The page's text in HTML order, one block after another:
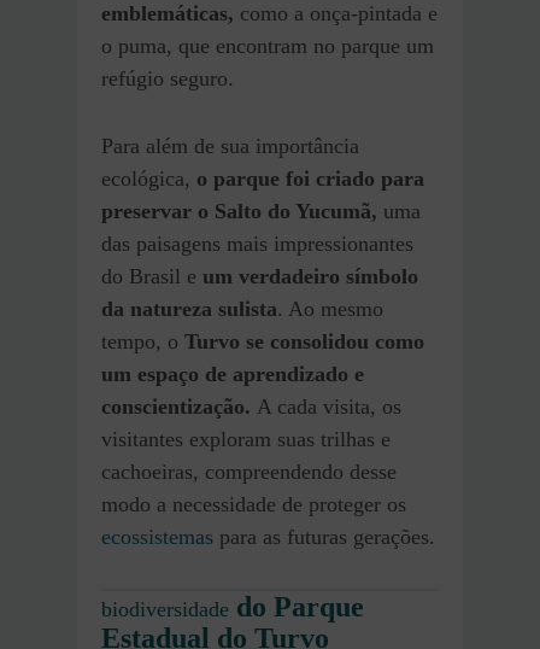
emblemáticas, como a onça-pintada e
o puma, que encontram no parque um
refúgio seguro.
Para além de sua importância
ecológica, o parque foi criado para
preservar o Salto do Yucumã, uma
das paisagens mais impressionantes
do Brasil e um verdadeiro símbolo
da natureza sulista. Ao mesmo
tempo, o Turvo se consolidou como
um espaço de aprendizado e
conscientização. A cada visita, os
visitantes exploram suas trilhas e
cachoeiras, compreendendo desse
modo a necessidade de proteger os
ecossistemas para as futuras gerações.
biodiversidade do Parque
Estadual do Turvo